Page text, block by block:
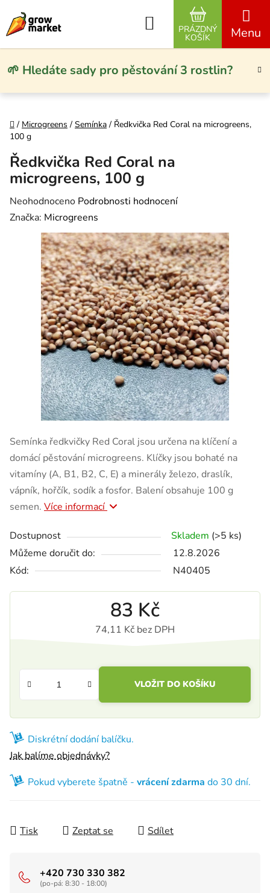
🌱 Hledáte sady pro pěstování 3 rostlin?
Hledat
NÁKUPNÍ
PRÁZDNÝ
KOŠÍK
Domů
/ Microgreens / Semínka / Ředkvička Red Coral na microgreens,
100 g
Semínka ředkvičky Red Coral jsou určena na klíčení a
domácí pěstování microgreens. Klíčky jsou bohaté na
vitamíny (A, B1, B2, C, E) a minerály železo, draslík,
vápník, hořčík, sodík a fosfor. Balení obsahuje 100 g
semen. Více informací
Dostupnost Skladem (>5 ks)
Můžeme doručit do:
12.8.2026
Kód:
N40405
83 Kč
74,11 Kč bez DPH
VLOŽIT DO KOŠÍKU
Diskrétní dodání balíčku.
Jak balíme objednávky?
Pokud vyberete špatně - vrácení zdarma do 30 dní.
Tisk Zeptat se Sdílet
+420 730 330 382
(po-pá: 8:30 - 18:00)
Ředkvička Red Coral na
microgreens, 100 g
Průměrné hodnocení produktu je 0,0 z 5 hvězdiček.
Neohodnoceno Podrobnosti hodnocení
Značka: Microgreens